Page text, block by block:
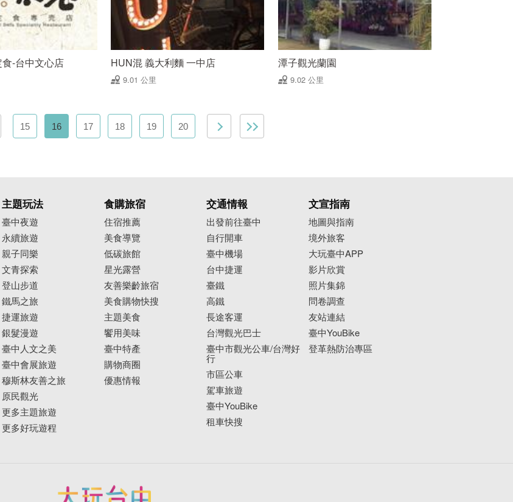
-台中文心店 HUN混 義大利麵 一中店
9.01 公里
潭子觀光蘭園
9.02 公里
15 16 17 18 19 20
主題玩法
臺中夜遊
永續旅遊
親子同樂
文青探索
登山步道
鐵馬之旅
捷運旅遊
銀髮漫遊
臺中人文之美
臺中會展旅遊
穆斯林友善之旅
原民觀光
更多主題旅遊
更多好玩遊程
食購旅宿
住宿推薦
美食導覽
低碳旅館
星光露營
友善樂齡旅宿
美食購物快搜
主題美食
饗用美味
臺中特產
購物商圈
優惠情報
交通情報
出發前往臺中
自行開車
臺中機場
台中捷運
臺鐵
高鐵
長途客運
台灣觀光巴士
臺中市觀光公車/台灣好
行
市區公車
駕車旅遊
臺中YouBike
租車快搜
文宣指南
地圖與指南
境外旅客
大玩臺中APP
影片欣賞
照片集錦
問卷調查
友站連結
臺中YouBike
登革熱防治專區